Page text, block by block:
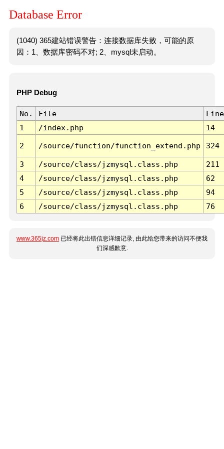
Database Error
(1040) 365建站错误警告：连接数据库失败，可能的原
因：1、数据库密码不对; 2、mysql未启动。
PHP Debug
No. File
Line
1
/index.php 14
2 /source/function/function_extend.php 324
3 /source/class/jzmysql.class.php
211
4
/source/class/jzmysql.class.php
62
5
/source/class/jzmysql.class.php
94
6
/source/class/jzmysql.class.php 76
www.365jz.com 已经将此出错信息详细记录, 由此给您带来的访问不便我
们深感歉意.